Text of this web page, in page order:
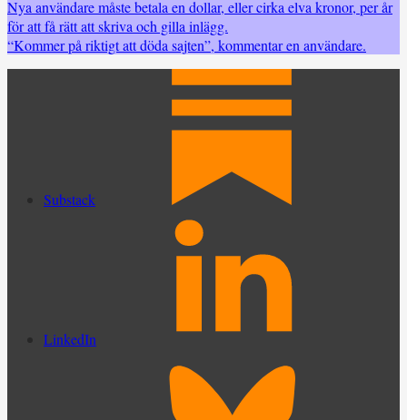
Nya användare måste betala en dollar, eller cirka elva kronor, per år
för att få rätt att skriva och gilla inlägg.
“Kommer på riktigt att döda sajten”, kommentar en användare.
Substack
LinkedIn